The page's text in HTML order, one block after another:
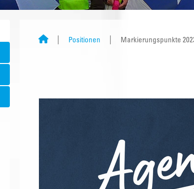
Positionen Markierungspunkte